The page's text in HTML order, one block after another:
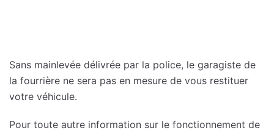
Sans mainlevée délivrée par la police, le garagiste de
la fourrière ne sera pas en mesure de vous restituer
votre véhicule.
Pour toute autre information sur le fonctionnement de